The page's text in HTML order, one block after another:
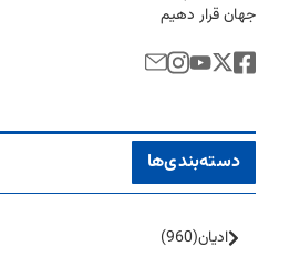
جهان قرار دهیم
دسته‌بندی‌ها
ادیان(960)